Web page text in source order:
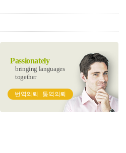
Passionately
bringing languages
together
번역의뢰 통역의뢰